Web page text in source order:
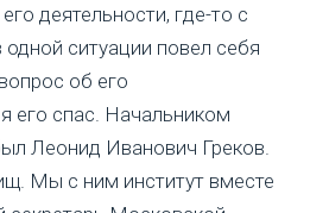
деятельности, где-то с
ситуации повел себя
об его
его спас. Начальником
Леонид Иванович Греков.
Мы с ним институт вместе